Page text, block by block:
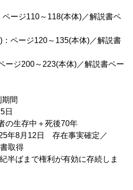
ージ110～118(本体)／解説書ペ
ページ120～135(本体)／解説書
ージ200～223(本体)／解説書ペー
間
日
の生存中＋死後70年
年8月12日 存在事実確定／
取得
半ばまで権利が有効に存続しま